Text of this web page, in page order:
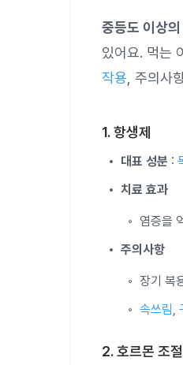
중등도 이상
있어요. 먹는
작용 , 주의사
1. 항생제
대표 성분 :
치료 효과
염증을
주의사항
장기 복
속쓰림
2. 호르몬 조